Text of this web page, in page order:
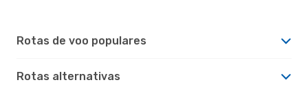
Rotas de voo populares
Rotas alternativas